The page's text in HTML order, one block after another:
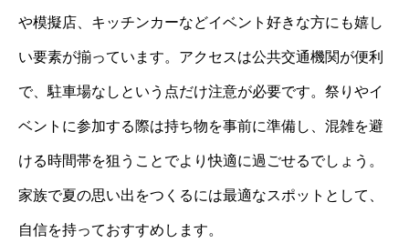
や模擬店、キッチンカーなどイベント好きな方にも嬉し
い要素が揃っています。アクセスは公共交通機関が便利
で、駐車場なしという点だけ注意が必要です。祭りやイ
ベントに参加する際は持ち物を事前に準備し、混雑を避
ける時間帯を狙うことでより快適に過ごせるでしょう。
家族で夏の思い出をつくるには最適なスポットとして、
自信を持っておすすめします。